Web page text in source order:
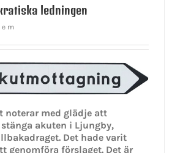
ledningen
e m
noterar med glädje att
akuten i Ljungby,
Det hade varit
genomföra förslaget. Det är